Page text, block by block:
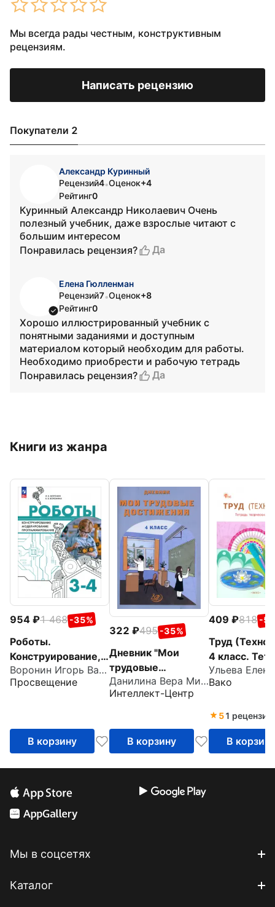
Мы всегда рады честным, конструктивным
рецензиям.
Написать рецензию
Покупатели 2
Александр Куринный
Рецензий4•Оценок+4
Рейтинг0
Куринный Александр Николаевич Очень
полезный учебник, даже взрослые читают с
большим интересом
Понравилась рецензия?
Да
Елена Гюлленман
Рецензий7•Оценок+8
Рейтинг0
Хорошо иллюстрированный учебник с
понятными заданиями и доступным
материалом который необходим для работы.
Необходимо приобрести и рабочую тетрадь
Понравилась рецензия?
Да
Книги из жанра
954 1 468 -35%
Роботы.
Конструирование,
моделирование,
программирование.
Воронин Игорь Вадимович
Просвещение
В корзину
322 495 -35%
Дневник "Мои
трудовые
достижения". 4
класс
Данилина Вера Михайловна
Интеллект-Центр
В корзину
409 818 -
Труд
4 класс.
творческих
проектов.
Вако
51 рецензия
В корзину
Мы в соцсетях
Каталог